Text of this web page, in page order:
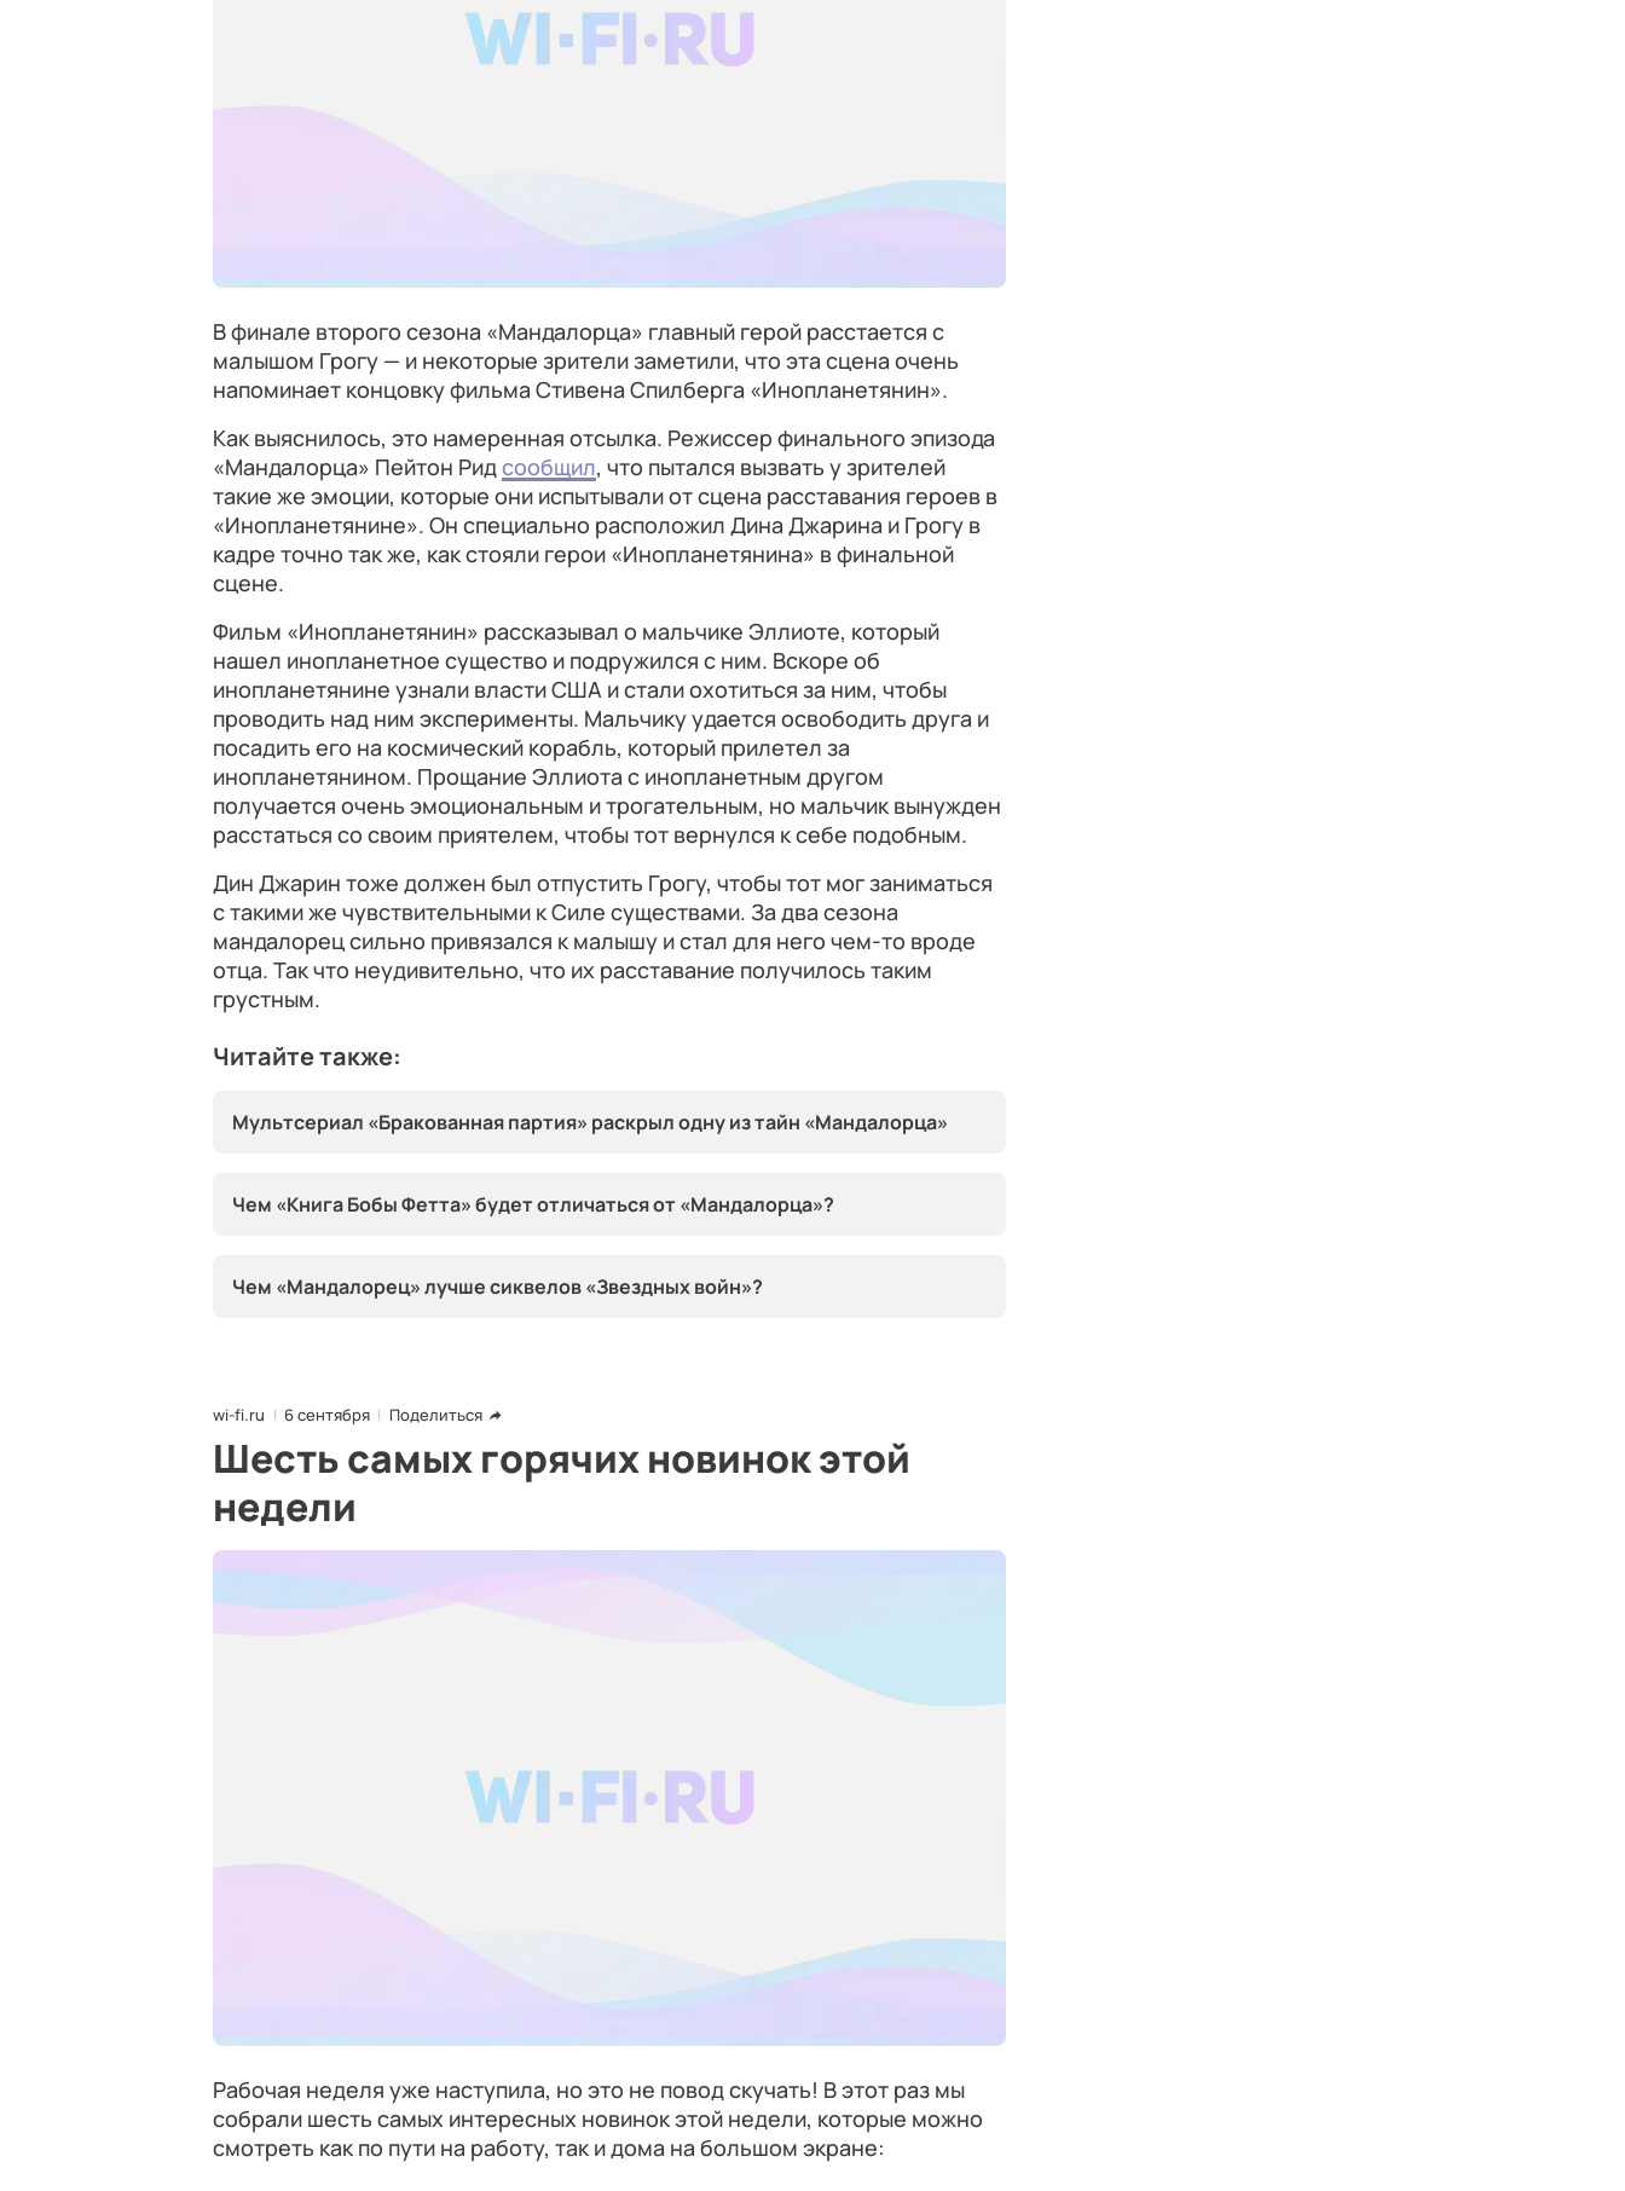
В финале второго сезона «Мандалорца» главный герой расстается с
малышом Грогу — и некоторые зрители заметили, что эта сцена очень
напоминает концовку фильма Стивена Спилберга «Инопланетянин».
Как выяснилось, это намеренная отсылка. Режиссер финального эпизода
«Мандалорца» Пейтон Ридсообщил, что пытался вызвать у зрителей
такие же эмоции, которые они испытывали от сцена расставания героев в
«Инопланетянине». Он специально расположил Дина Джарина и Грогу в
кадре точно так же, как стояли герои «Инопланетянина» в финальной
сцене.
Фильм «Инопланетянин» рассказывал о мальчике Эллиоте, который
нашел инопланетное существо и подружился с ним. Вскоре об
инопланетянине узнали власти США и стали охотиться за ним, чтобы
проводить над ним эксперименты. Мальчику удается освободить друга и
посадить его на космический корабль, который прилетел за
инопланетянином. Прощание Эллиота с инопланетным другом
получается очень эмоциональным и трогательным, но мальчик вынужден
расстаться со своим приятелем, чтобы тот вернулся к себе подобным.
Дин Джарин тоже должен был отпустить Грогу, чтобы тот мог заниматься
с такими же чувствительными к Силе существами. За два сезона
мандалорец сильно привязался к малышу и стал для него чем-то вроде
отца. Так что неудивительно, что их расставание получилось таким
грустным.
Читайте также:
Мультсериал «Бракованная партия» раскрыл одну из тайн «Мандалорца»
Чем «Книга Бобы Фетта» будет отличаться от «Мандалорца»?
Чем «Мандалорец» лучше сиквелов «Звездных войн»?
wi-fi.ru 6 сентября Поделиться
Шесть самых горячих новинок этой
недели
Рабочая неделя уже наступила, но это не повод скучать! В этот раз мы
собрали шесть самых интересных новинок этой недели, которые можно
смотреть как по пути на работу, так и дома на большом экране: